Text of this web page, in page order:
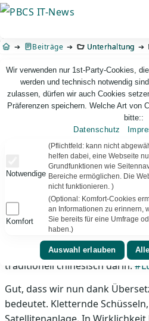
Direkt
Inhalt
Beiträge Unterhaltung
PBCS IT-News – IT. Web. Einfach.
Neulich im IP-Scanner:
da war doch eine virtuelle
Webserver, die als HTTP-String
Schriftzeichen ausgab. Die
herausfinden? Schwierig. Aber
Translator helfen. Immerhin, er
traditionell chinesisch darin.
Gut, dass wir nun dank
bedeutet. Kletternde
Wir verwenden nur 1st-Party-Cookies,
werden und technisch notwendig
zulassen, dürfen wir auch Cookies
Präferenzen speichern. Welche Art von
bitte::
Datenschutz
Notwendige
(Pflichtfeld: kann nicht
helfen dabei, eine Webseite
Grundfunktionen wie
Bereiche ermöglichen. Die
nicht funktionieren. )
Komfort
(Optional: Komfort-Cookies
an Informationen zu erinnern,
Sie bereits für eine Umfrage
haben.)